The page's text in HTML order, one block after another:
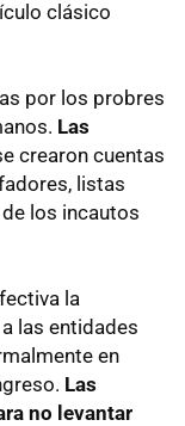
clásico
por los probres
Las
crearon cuentas
listas
los incautos
la
las entidades
en
Las
no levantar